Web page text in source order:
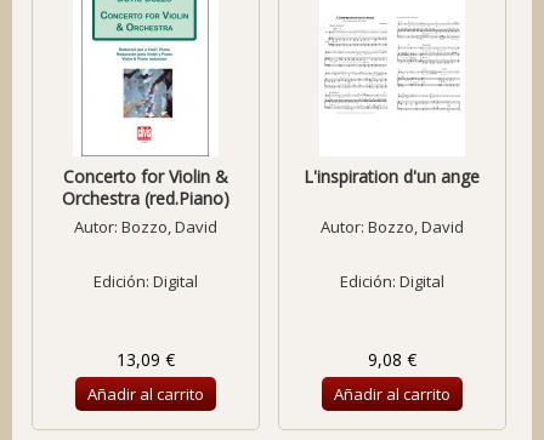
Concerto for Violin &
Orchestra (red.Piano)
Autor: Bozzo, David
Edición: Digital
13,09 €
Añadir al carrito
L'inspiration d'un ange
Autor: Bozzo, David
Edición: Digital
9,08 €
Añadir al carrito